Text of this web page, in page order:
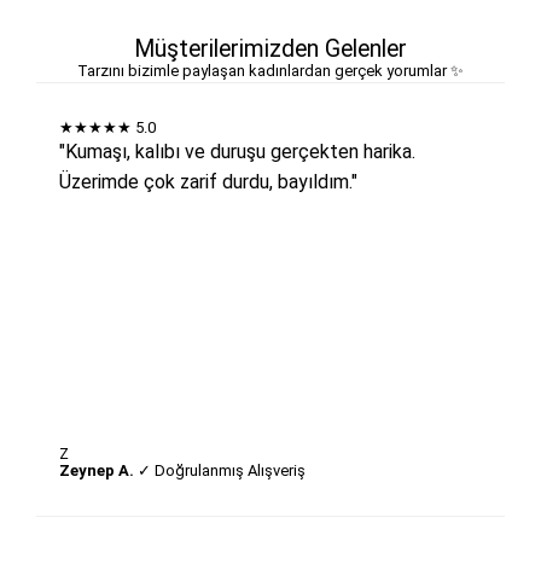
Müşterilerimizden Gelenler
Tarzını bizimle paylaşan kadınlardan gerçek yorumlar ✨
★★★★★ 5.0
"Kumaşı, kalıbı ve duruşu gerçekten harika.
Üzerimde çok zarif durdu, bayıldım."
Z
Zeynep A. ✓ Doğrulanmış Alışveriş